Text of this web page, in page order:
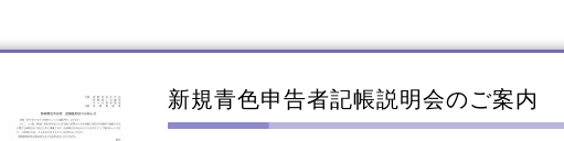
新規青色申告者記帳説明会のご案内